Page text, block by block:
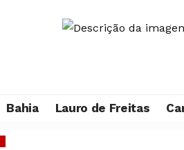
Bahia Lauro de Freitas